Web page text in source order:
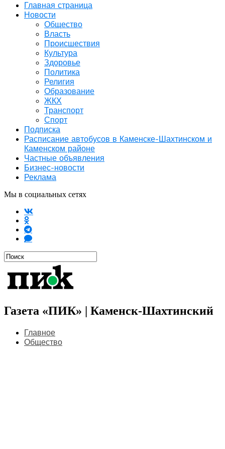
Главная страница
Новости
Общество
Власть
Происшествия
Культура
Здоровье
Политика
Религия
Образование
ЖКХ
Транспорт
Спорт
Подписка
Расписание автобусов в Каменске-Шахтинском и
Каменском районе
Частные объявления
Бизнес-новости
Реклама
Мы в социальных сетях
Газета «ПИК» | Каменск-Шахтинский
Главное
Общество